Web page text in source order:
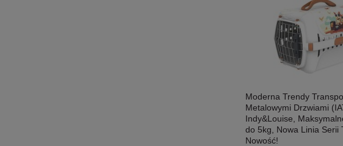
Moderna Trendy
Metalowymi Drzwiami
Indy&Louise,
do 5kg, Nowa Linia Serii
Nowość!